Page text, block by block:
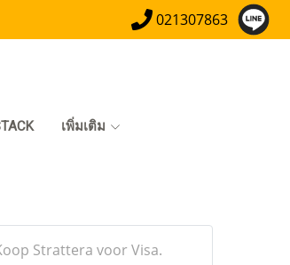
021307863
เพิ่มเติม
Strattera voor Visa.